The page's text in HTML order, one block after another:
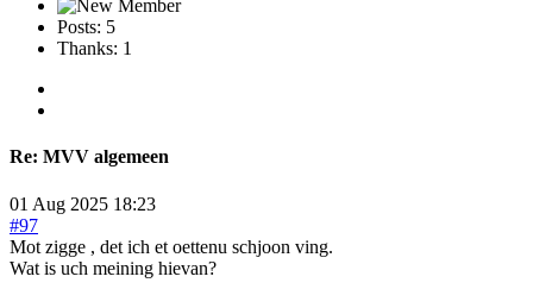
Posts: 5
Thanks: 1
Re: MVV algemeen
01 Aug 2025 18:23
#97
Mot zigge , det ich et oettenu schjoon ving.
Wat is uch meining hievan?